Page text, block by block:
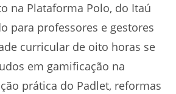
na Plataforma Polo, do Itaú
para professores e gestores
curricular de oito horas se
em gamificação na
prática do Padlet, reformas